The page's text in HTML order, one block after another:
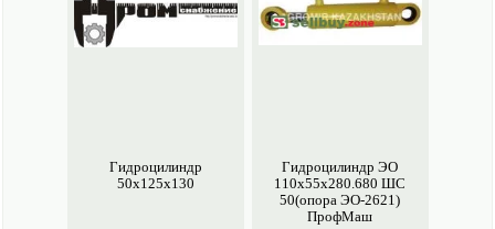
Гидроцилиндр
50х125х130
Гидроцилиндр ЭО
110х55х280.680 ШС
50(опора ЭО-2621)
ПрофМаш